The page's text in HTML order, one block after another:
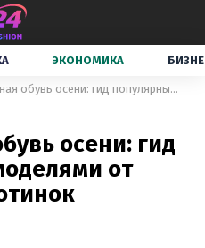
ЭКОНОМИКА
Самая модная обувь осени: гид популярными моделями от кроссовок до ботинок
осени: гид
от